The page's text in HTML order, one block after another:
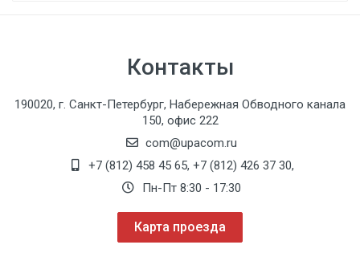
Контакты
190020, г. Санкт-Петербург, Набережная Обводного канала
150, офис 222
com@upacom.ru
+7 (812) 458 45 65, +7 (812) 426 37 30,
Пн-Пт 8:30 - 17:30
Карта проезда